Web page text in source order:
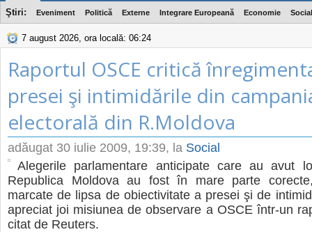
Ştiri: Eveniment Politică Externe Integrare Europeană Economie Social
7 august 2026, ora locală: 06:24
Raportul OSCE critică
presei şi intimidările din
electorală din R.Moldova
adăugat 30 iulie 2009, 19:39, la Social
Alegerile parlamentare anticipate care au avut
Republica Moldova au fost în mare parte
marcate de lipsa de obiectivitate a presei şi de
apreciat joi misiunea de observare a OSCE într-un
citat de Reuters.